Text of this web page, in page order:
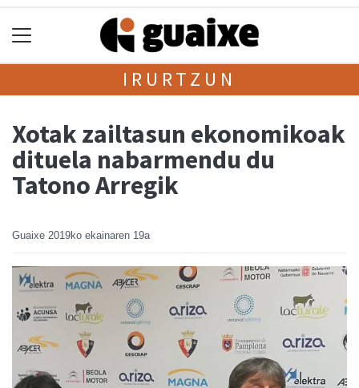
IRURTZUN
Xotak zailtasun ekonomikoak
dituela nabarmendu du
Tatono Arregik
Guaixe 2019ko ekainaren 19a